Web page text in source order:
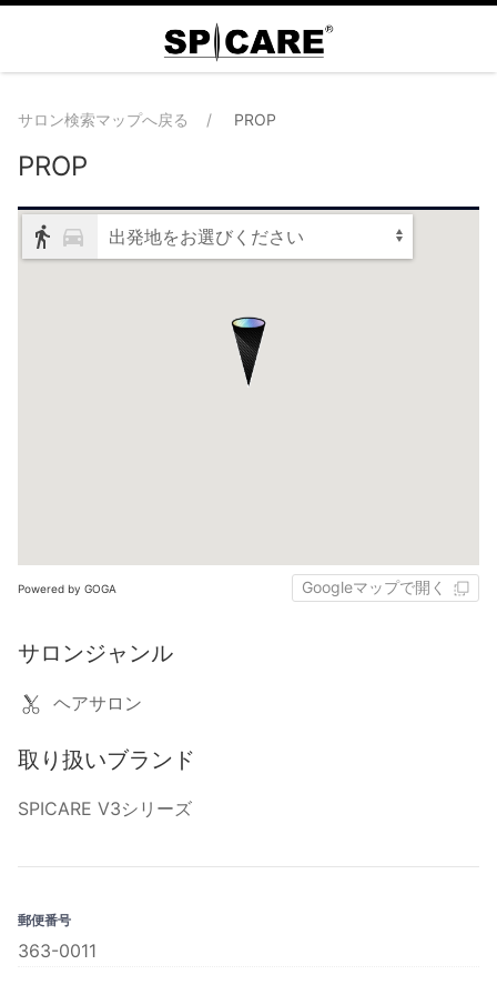
サロン検索マップへ戻る PROP
PROP
出発地をお選びください
Powered by GOGA Googleマップで開く
サロンジャンル
ヘアサロン
取り扱いブランド
SPICARE V3シリーズ
郵便番号
363-0011